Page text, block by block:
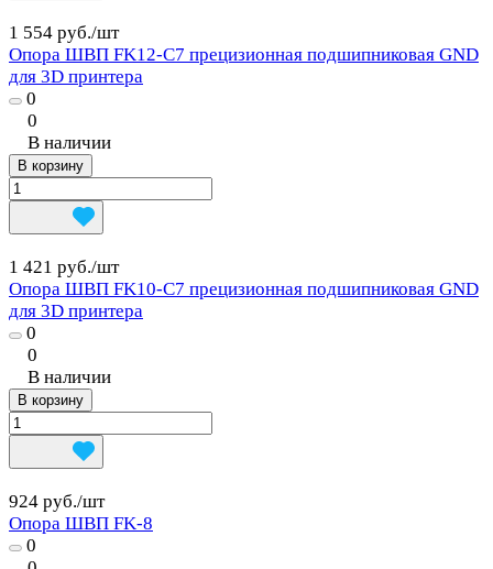
1 554 руб./шт
Опора ШВП FK12-C7 прецизионная подшипниковая GND
для 3D принтера
0
0
В наличии
В корзину
1 421 руб./шт
Опора ШВП FK10-C7 прецизионная подшипниковая GND
для 3D принтера
0
0
В наличии
В корзину
924 руб./шт
Опора ШВП FK-8
0